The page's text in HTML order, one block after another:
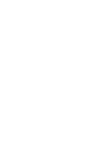
anzeigen
anzeigen
anzeigen
anzeigen